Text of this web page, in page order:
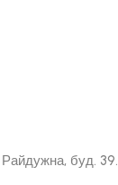
буд. 39.